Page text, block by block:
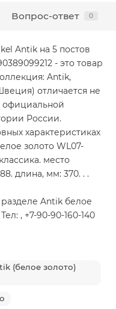
Вопрос-ответ 0
Antik на 5 постов
- это товар
Antik,
отличается не
официальной
России.
характеристиках
золото WL07-
место
длина, мм: 370. . .
Antik белое
, +7-90-90-160-140
(белое золото)